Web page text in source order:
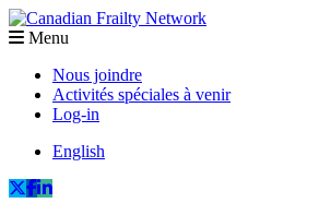
Menu
Nous joindre
Activités spéciales à venir
Log-in
English